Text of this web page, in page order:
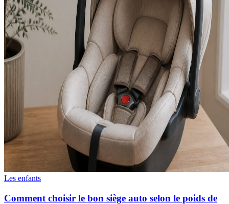
Les enfants
Comment choisir le bon siège auto selon le poids de